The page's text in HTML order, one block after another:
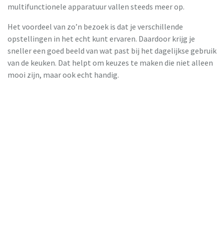
multifunctionele apparatuur vallen steeds meer op.
Het voordeel van zo’n bezoek is dat je verschillende
opstellingen in het echt kunt ervaren. Daardoor krijg je
sneller een goed beeld van wat past bij het dagelijkse gebruik
van de keuken. Dat helpt om keuzes te maken die niet alleen
mooi zijn, maar ook echt handig.